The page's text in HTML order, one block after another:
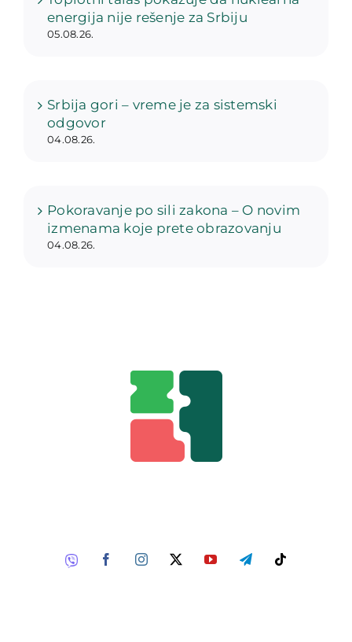
energija nije rešenje za Srbiju
05.08.26.
Srbija gori – vreme je za sistemski
odgovor
04.08.26.
Pokoravanje po sili zakona – O novim
izmenama koje prete obrazovanju
04.08.26.